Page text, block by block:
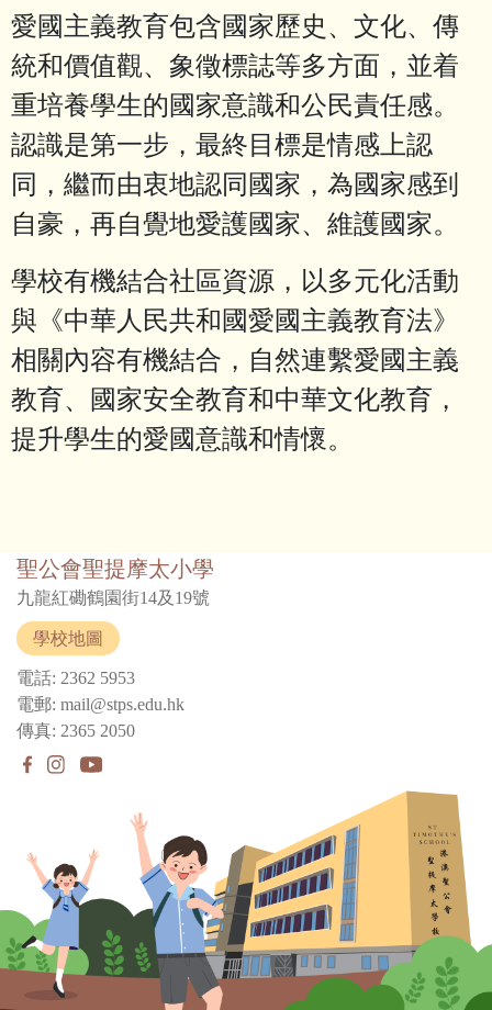
愛國主義教育包含國家歷史、文化、傳
統和價值觀、象徵標誌等多方面，並着
重培養學生的國家意識和公民責任感。
認識是第一步，最終目標是情感上認
同，繼而由衷地認同國家，為國家感到
自豪，再自覺地愛護國家、維護國家。
學校有機結合社區資源，以多元化活動
與《中華人民共和國愛國主義教育法》
相關內容有機結合，自然連繫愛國主義
教育、國家安全教育和中華文化教育，
提升學生的愛國意識和情懷。
聖公會聖提摩太小學
九龍紅磡鶴園街14及19號
學校地圖
電話: 2362 5953
電郵: mail@stps.edu.hk
傳真: 2365 2050